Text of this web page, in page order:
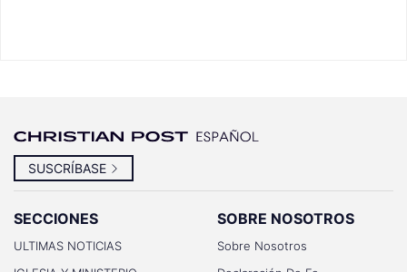
SUSCRÍBASE
SECCIONES
ULTIMAS NOTICIAS
SOBRE NOSOTROS
Sobre Nosotros